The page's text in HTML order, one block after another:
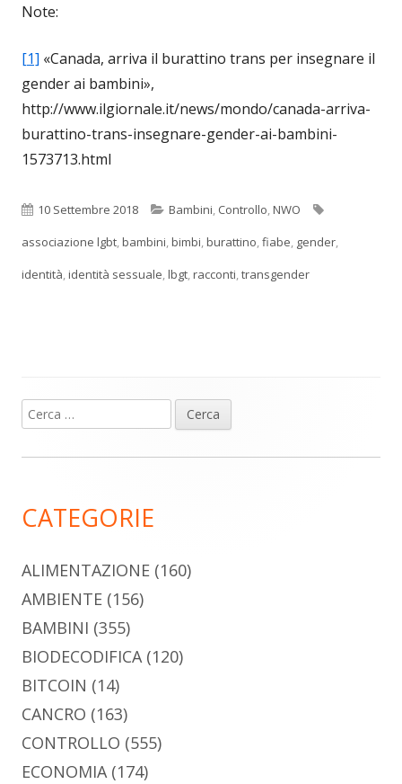
Note:
[1] «Canada, arriva il burattino trans per insegnare il
gender ai bambini»,
http://www.ilgiornale.it/news/mondo/canada-arriva-
burattino-trans-insegnare-gender-ai-bambini-
1573713.html
Pubblicato
10 Settembre 2018 Categorie
Bambini Controllo NWO
associazione lgbt bambini bimbi burattino fiabe gender
identità identità sessuale lbgt racconti transgender
Barra
laterale
Ricerca
per:
CATEGORIE
ALIMENTAZIONE (160)
AMBIENTE (156)
BAMBINI (355)
BIODECODIFICA(120)
BITCOIN (14)
CANCRO (163)
CONTROLLO (555)
ECONOMIA(174)